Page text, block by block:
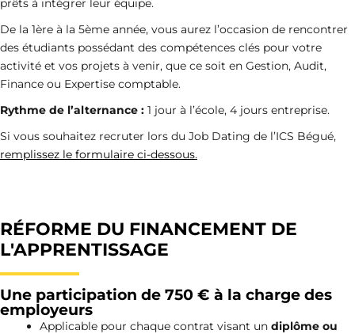
prêts à intégrer leur équipe.
De la 1ère à la 5ème année, vous aurez l’occasion de rencontrer
des étudiants possédant des compétences clés pour votre
activité et vos projets à venir, que ce soit en Gestion, Audit,
Finance ou Expertise comptable.
Rythme de l’alternance : 1 jour à l’école, 4 jours entreprise.
Si vous souhaitez recruter lors du Job Dating de l’ICS Bégué,
remplissez le formulaire ci-dessous.
RÉFORME DU FINANCEMENT DE
L'APPRENTISSAGE
Une participation de 750 € à la charge des
employeurs
Applicable pour chaque contrat visant un diplôme ou